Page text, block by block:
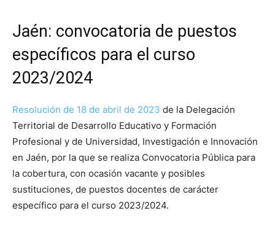
Jaén: convocatoria de puestos
específicos para el curso
2023/2024
Resolución de 18 de abril de 2023 de la Delegación
Territorial de Desarrollo Educativo y Formación
Profesional y de Universidad, Investigación e Innovación
en Jaén, por la que se realiza Convocatoria Pública para
la cobertura, con ocasión vacante y posibles
sustituciones, de puestos docentes de carácter
específico para el curso 2023/2024.